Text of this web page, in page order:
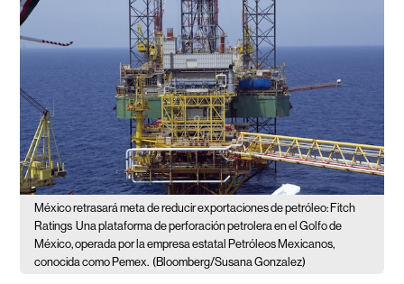
México retrasará meta de reducir exportaciones de petróleo: Fitch
Ratings Una plataforma de perforación petrolera en el Golfo de
México, operada por la empresa estatal Petróleos Mexicanos,
conocida como Pemex. (Bloomberg/Susana Gonzalez)